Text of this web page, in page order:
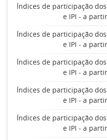
Índices de participação
e IPI - a
Índices de participação
e IPI - a
Índices de participação
e IPI - a
Índices de participação
e IPI - a
Índices de participação
e IPI - a